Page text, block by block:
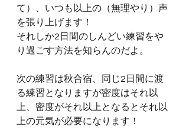
て）、いつも以上の（無理やり）声
を張り上げます！
それしか2日間のしんどい練習をや
り過ごす方法を知らんのだよ。
次の練習は秋合宿、同じ2日間に渡
る練習となりますが密度はそれ以
上、密度がそれ以上となるとそれ以
上の元気が必要になります！